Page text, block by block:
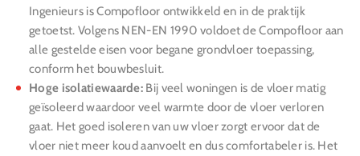
Ingenieurs is Compofloor ontwikkeld en in de praktijk
getoetst. Volgens NEN-EN 1990 voldoet de Compofloor aan
alle gestelde eisen voor begane grondvloer toepassing,
conform het bouwbesluit.
Hoge isolatiewaarde: Bij veel woningen is de vloer matig
geïsoleerd waardoor veel warmte door de vloer verloren
gaat. Het goed isoleren van uw vloer zorgt ervoor dat de
vloer niet meer koud aanvoelt en dus comfortabeler is. Het